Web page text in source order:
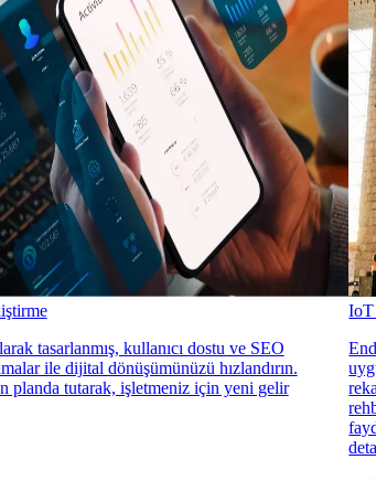
tasarlanmış, kullanıcı dostu ve SEO
ile dijital dönüşümünüzü hızlandırın.
planda tutarak, işletmeniz için yeni gelir
IoT